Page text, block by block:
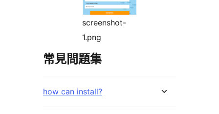
screenshot-
1.png
常見問題集
how can install?